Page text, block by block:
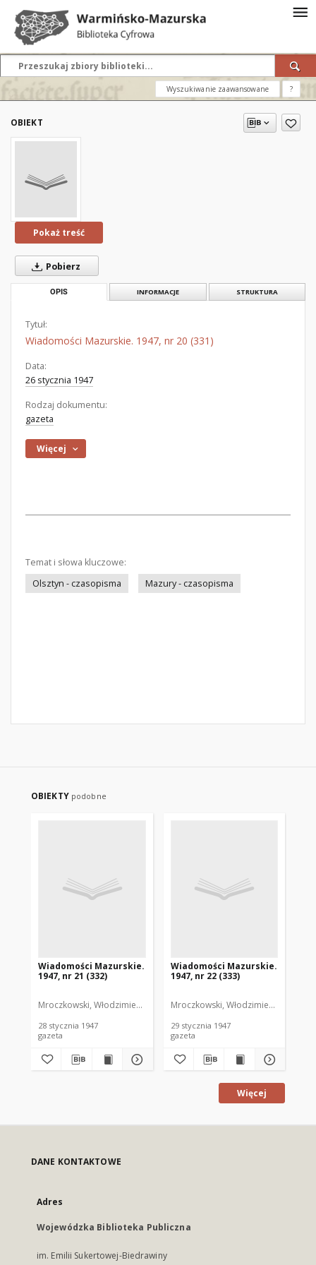
Wyszukiwanie zaawansowane ?
OBIEKT
Pokaż treść
Pobierz
OPIS INFORMACJE STRUKTURA
Tytuł:
Wiadomości Mazurskie. 1947, nr 20 (331)
Data:
26 stycznia 1947
Rodzaj dokumentu:
gazeta
Więcej
Temat i słowa kluczowe:
Olsztyn - czasopisma
Mazury - czasopisma
OBIEKTY podobne
Wiadomości Mazurskie.
1947, nr 21 (332)
Mroczkowski, Włodzimierz. Red.
28 stycznia 1947
gazeta
Wiadomości Mazurskie.
1947, nr 22 (333)
Mroczkowski, Włodzimierz. Red.
29 stycznia 1947
gazeta
Więcej
DANE KONTAKTOWE
Adres
Wojewódzka Biblioteka Publiczna
im. Emilii Sukertowej-Biedrawiny